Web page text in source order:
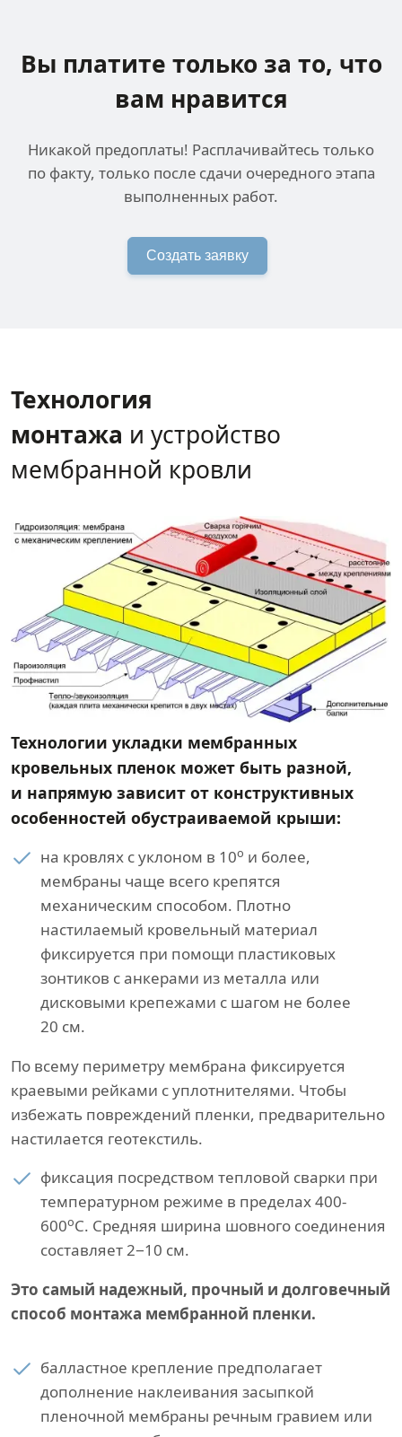
Вы платите только за то, что
вам нравится
Никакой предоплаты! Расплачивайтесь только
по факту, только после сдачи очередного этапа
выполненных работ.
Создать заявку
Технология
монтажа и устройство
мембранной кровли
Технологии укладки мембранных
кровельных пленок может быть разной,
и напрямую зависит от конструктивных
особенностей обустраиваемой крыши:
на кровлях с уклоном в 10о и более,
мембраны чаще всего крепятся
механическим способом. Плотно
настилаемый кровельный материал
фиксируется при помощи пластиковых
зонтиков с анкерами из металла или
дисковыми крепежами с шагом не более
20 см.
По всему периметру мембрана фиксируется
краевыми рейками с уплотнителями. Чтобы
избежать повреждений пленки, предварительно
настилается геотекстиль.
фиксация посредством тепловой сварки при
температурном режиме в пределах 400-
600оС. Средняя ширина шовного соединения
составляет 2−10 см.
Это самый надежный, прочный и долговечный
способ монтажа мембранной пленки.
балластное крепление предполагает
дополнение наклеивания засыпкой
пленочной мембраны речным гравием или